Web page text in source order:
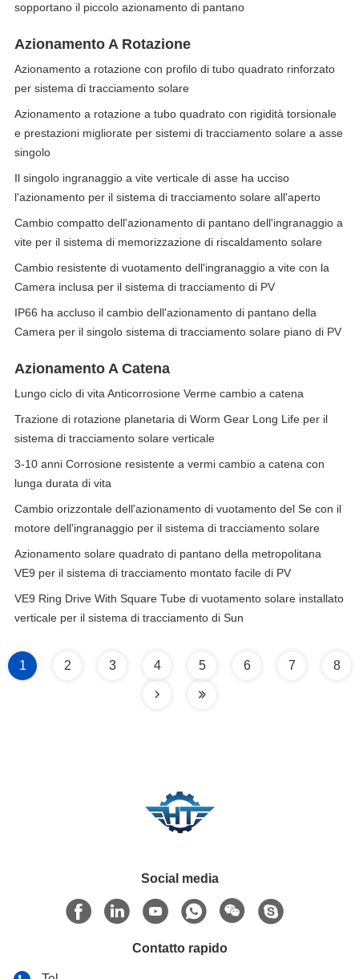
sopportano il piccolo azionamento di pantano
Azionamento A Rotazione
Azionamento a rotazione con profilo di tubo quadrato rinforzato
per sistema di tracciamento solare
Azionamento a rotazione a tubo quadrato con rigidità torsionale
e prestazioni migliorate per sistemi di tracciamento solare a asse
singolo
Il singolo ingranaggio a vite verticale di asse ha ucciso
l'azionamento per il sistema di tracciamento solare all'aperto
Cambio compatto dell'azionamento di pantano dell'ingranaggio a
vite per il sistema di memorizzazione di riscaldamento solare
Cambio resistente di vuotamento dell'ingranaggio a vite con la
Camera inclusa per il sistema di tracciamento di PV
IP66 ha accluso il cambio dell'azionamento di pantano della
Camera per il singolo sistema di tracciamento solare piano di PV
Azionamento A Catena
Lungo ciclo di vita Anticorrosione Verme cambio a catena
Trazione di rotazione planetaria di Worm Gear Long Life per il
sistema di tracciamento solare verticale
3-10 anni Corrosione resistente a vermi cambio a catena con
lunga durata di vita
Cambio orizzontale dell'azionamento di vuotamento del Se con il
motore dell'ingranaggio per il sistema di tracciamento solare
Azionamento solare quadrato di pantano della metropolitana
VE9 per il sistema di tracciamento montato facile di PV
VE9 Ring Drive With Square Tube di vuotamento solare installato
verticale per il sistema di tracciamento di Sun
1 2 3 4 5 6 7 8
Social media
Contatto rapido